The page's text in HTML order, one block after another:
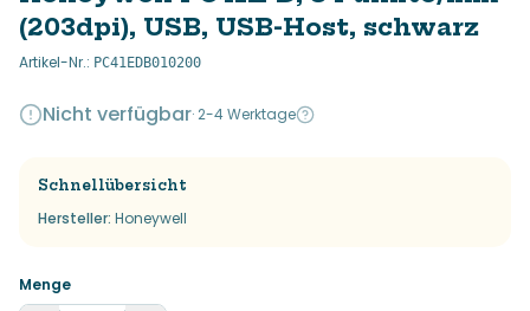
(203dpi), USB, USB-Host, schwarz
Artikel-Nr.: PC41EDB010200
Nicht verfügbar· 2-4 Werktage
Schnellübersicht
Hersteller: Honeywell
Menge